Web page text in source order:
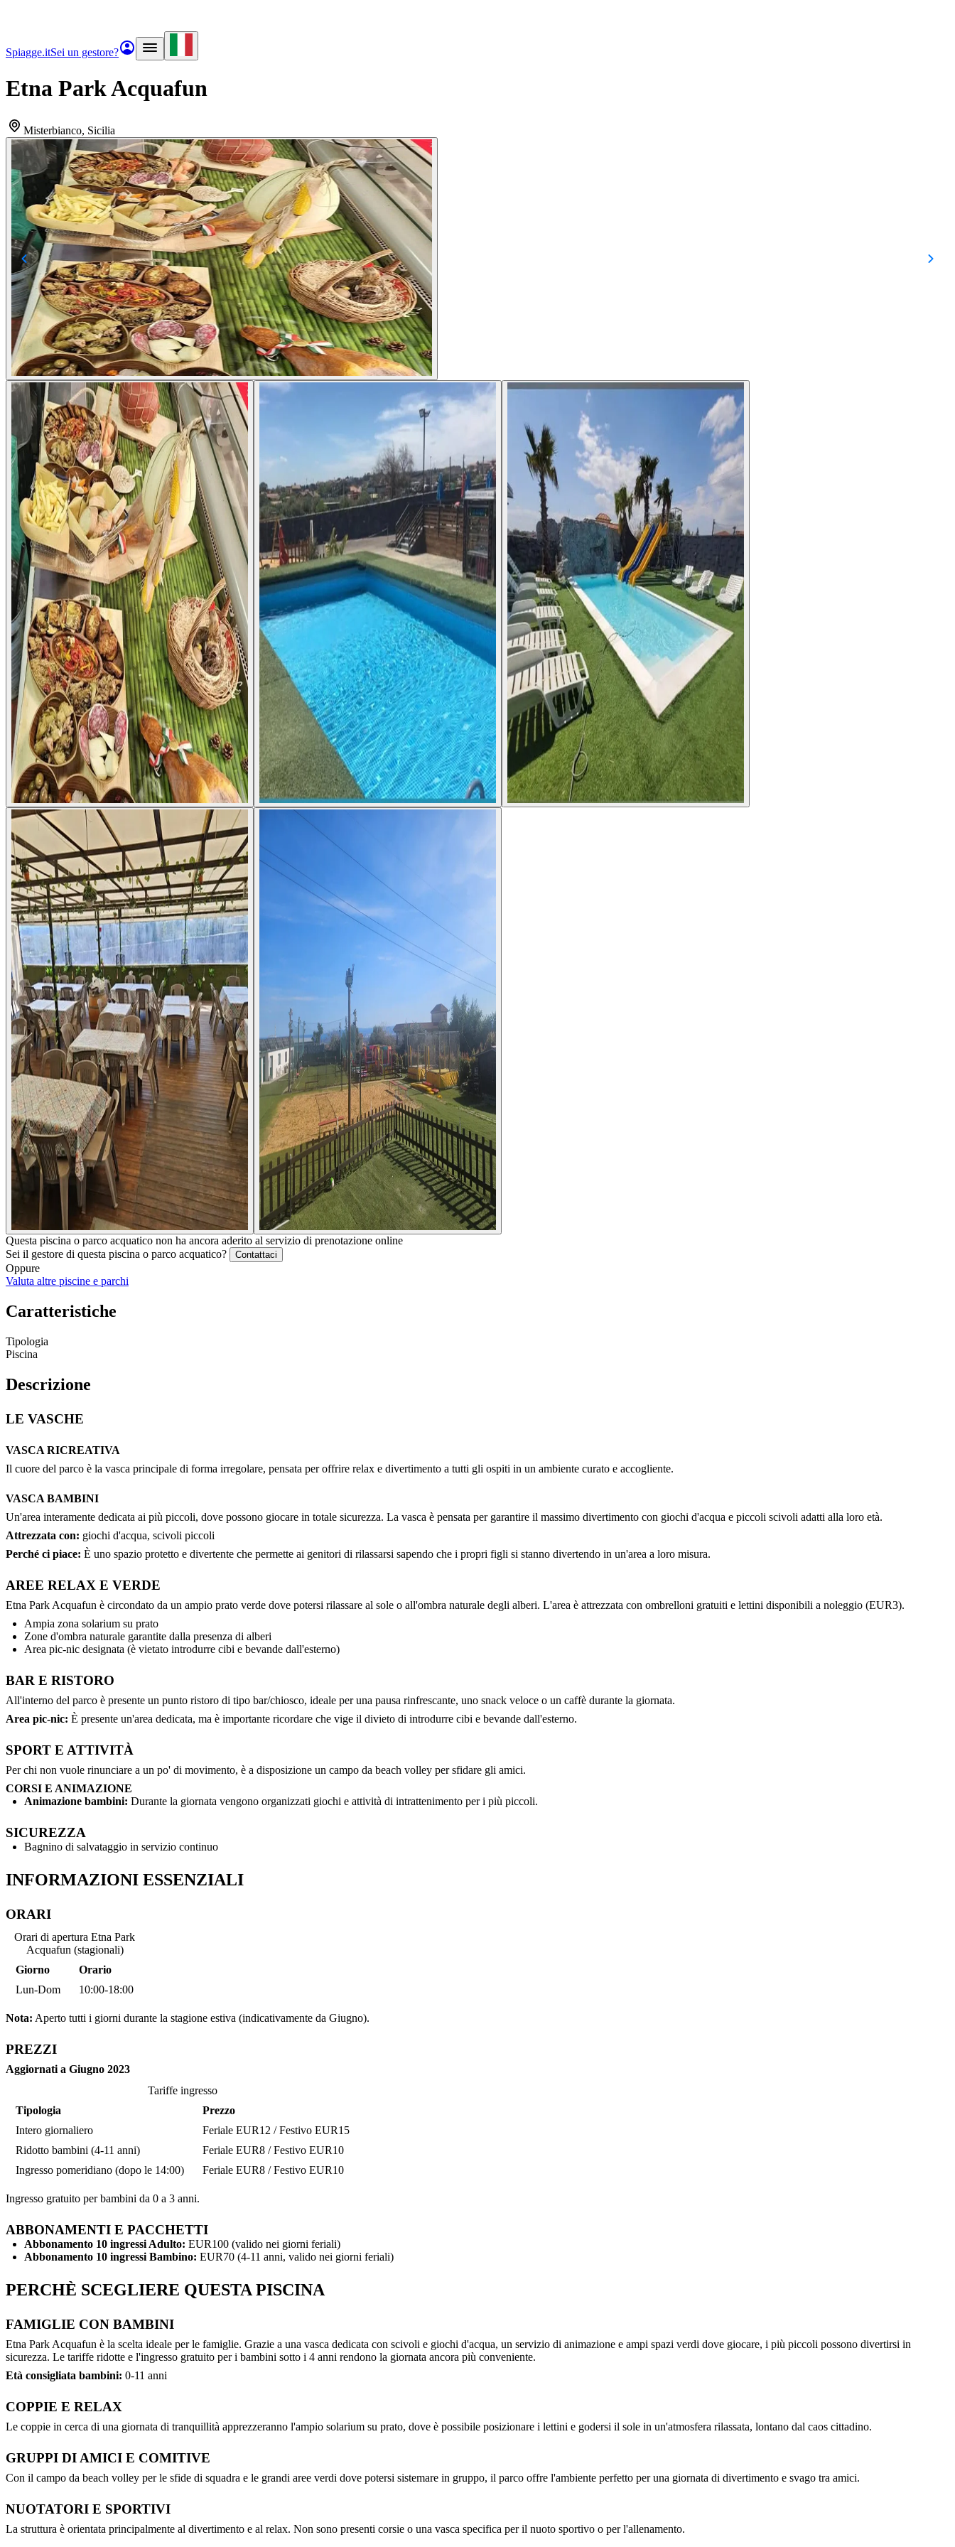
Spiagge.itSei un gestore?
Etna Park Acquafun
Misterbianco, Sicilia
Questa piscina o parco acquatico non ha ancora aderito al servizio di prenotazione online
Sei il gestore di questa piscina o parco acquatico?
Contattaci
Oppure
Valuta altre piscine e parchi
Caratteristiche
Tipologia
Piscina
Descrizione
LE VASCHE
VASCA RICREATIVA
Il cuore del parco è la vasca principale di forma irregolare, pensata per offrire relax e divertimento a tutti gli ospiti in un ambiente curato e accogliente.
VASCA BAMBINI
Un'area interamente dedicata ai più piccoli, dove possono giocare in totale sicurezza. La vasca è pensata per garantire il massimo divertimento con giochi d'acqua e piccoli scivoli adatti alla loro età.
Attrezzata con: giochi d'acqua, scivoli piccoli
Perché ci piace: È uno spazio protetto e divertente che permette ai genitori di rilassarsi sapendo che i propri figli si stanno divertendo in un'area a loro misura.
AREE RELAX E VERDE
Etna Park Acquafun è circondato da un ampio prato verde dove potersi rilassare al sole o all'ombra naturale degli alberi. L'area è attrezzata con ombrelloni gratuiti e lettini disponibili a noleggio (EUR3).
Ampia zona solarium su prato
Zone d'ombra naturale garantite dalla presenza di alberi
Area pic-nic designata (è vietato introdurre cibi e bevande dall'esterno)
BAR E RISTORO
All'interno del parco è presente un punto ristoro di tipo bar/chiosco, ideale per una pausa rinfrescante, uno snack veloce o un caffè durante la giornata.
Area pic-nic: È presente un'area dedicata, ma è importante ricordare che vige il divieto di introdurre cibi e bevande dall'esterno.
SPORT E ATTIVITÀ
Per chi non vuole rinunciare a un po' di movimento, è a disposizione un campo da beach volley per sfidare gli amici.
CORSI E ANIMAZIONE
Animazione bambini: Durante la giornata vengono organizzati giochi e attività di intrattenimento per i più piccoli.
SICUREZZA
Bagnino di salvataggio in servizio continuo
INFORMAZIONI ESSENZIALI
ORARI
Orari di apertura Etna Park
Acquafun (stagionali)
Giorno
Orario
Lun-Dom
10:00-18:00
Nota: Aperto tutti i giorni durante la stagione estiva (indicativamente da Giugno).
PREZZI
Aggiornati a Giugno 2023
Tariffe ingresso
Tipologia
Prezzo
Intero giornaliero
Feriale EUR12 / Festivo EUR15
Ridotto bambini (4-11 anni)
Feriale EUR8 / Festivo EUR10
Ingresso pomeridiano (dopo le 14:00)
Feriale EUR8 / Festivo EUR10
Ingresso gratuito per bambini da 0 a 3 anni.
ABBONAMENTI E PACCHETTI
Abbonamento 10 ingressi Adulto: EUR100 (valido nei giorni feriali)
Abbonamento 10 ingressi Bambino: EUR70 (4-11 anni, valido nei giorni feriali)
PERCHÈ SCEGLIERE QUESTA PISCINA
FAMIGLIE CON BAMBINI
Etna Park Acquafun è la scelta ideale per le famiglie. Grazie a una vasca dedicata con scivoli e giochi d'acqua, un servizio di animazione e ampi spazi verdi dove giocare, i più piccoli possono divertirsi in
sicurezza. Le tariffe ridotte e l'ingresso gratuito per i bambini sotto i 4 anni rendono la giornata ancora più conveniente.
Età consigliata bambini: 0-11 anni
COPPIE E RELAX
Le coppie in cerca di una giornata di tranquillità apprezzeranno l'ampio solarium su prato, dove è possibile posizionare i lettini e godersi il sole in un'atmosfera rilassata, lontano dal caos cittadino.
GRUPPI DI AMICI E COMITIVE
Con il campo da beach volley per le sfide di squadra e le grandi aree verdi dove potersi sistemare in gruppo, il parco offre l'ambiente perfetto per una giornata di divertimento e svago tra amici.
NUOTATORI E SPORTIVI
La struttura è orientata principalmente al divertimento e al relax. Non sono presenti corsie o una vasca specifica per il nuoto sportivo o per l'allenamento.